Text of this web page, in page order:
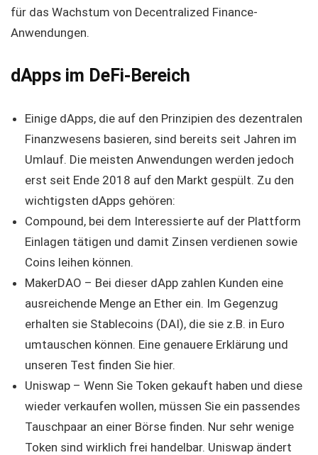
für das Wachstum von Decentralized Finance-
Anwendungen.
dApps im DeFi-Bereich
Einige dApps, die auf den Prinzipien des dezentralen
Finanzwesens basieren, sind bereits seit Jahren im
Umlauf. Die meisten Anwendungen werden jedoch
erst seit Ende 2018 auf den Markt gespült. Zu den
wichtigsten dApps gehören:
Compound, bei dem Interessierte auf der Plattform
Einlagen tätigen und damit Zinsen verdienen sowie
Coins leihen können.
MakerDAO – Bei dieser dApp zahlen Kunden eine
ausreichende Menge an Ether ein. Im Gegenzug
erhalten sie Stablecoins (DAI), die sie z.B. in Euro
umtauschen können. Eine genauere Erklärung und
unseren Test finden Sie hier.
Uniswap – Wenn Sie Token gekauft haben und diese
wieder verkaufen wollen, müssen Sie ein passendes
Tauschpaar an einer Börse finden. Nur sehr wenige
Token sind wirklich frei handelbar. Uniswap ändert